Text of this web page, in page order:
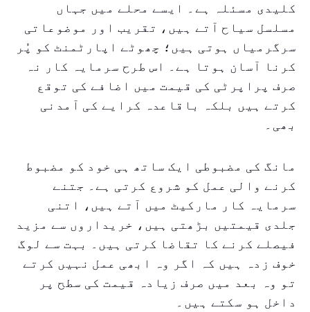
کلیدی مسئلہ ہے۔ ایسے محلے میں جہاں
مسلسل سیاح آتے ہیں، تقریب اور موضوعاتی
سرگرمیاں ہوتی ہیں؛ چھوٹے اپارٹمنٹ کو پُر
کرنا آسان ہوتا ہے۔ اس طرح سرمایہ کار نہ
صرف پراپرٹی کی قیمت میں اضافے کی توقع
کرتے ہیں بلکہ باقاعدہ کرایے کی آمدنی
بھی۔
مانگ کی مضبوطی ایک ساتھ ہی خود کو مضبوط
کرنے والی عمل کو شروع کرتی ہے۔ جتنے
سرمایہ کار مارکیٹ میں آتے ہیں، اتنی
جلدی قیمتیں بڑھتی ہیں، خریداروں سے مزید
فیصلے کرنے کا تقاضا کرتی ہیں۔ بہت سے لوگ
خوف زدہ ہیں کہ اگر وہ ابھی عمل نہیں کرتے
تو وہ بعد میں صرف زیادہ قیمت کی سطح پر
داخل ہو سکتے ہیں۔